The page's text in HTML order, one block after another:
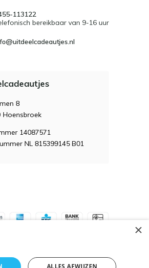
113122
bereikbaar van 9-16 uur
8
Hoensbroek
14087571
NL 815399145 B01
×
ALLES AFWIJZEN